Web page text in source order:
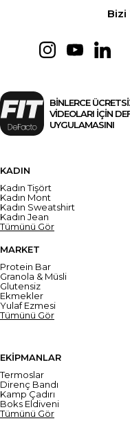
Bizi
BİNLERCE
VİDEOLARI İÇİN
UYGULAMASINI
KADIN
Kadın Tişört
Kadın Mont
Kadın Sweatshirt
Kadın Jean
Tümünü Gör
MARKET
Protein Bar
Granola & Müsli
Glutensiz
Ekmekler
Yulaf Ezmesi
Tümünü Gör
EKİPMANLAR
Termoslar
Direnç Bandı
Kamp Çadırı
Boks Eldiveni
Tümünü Gör